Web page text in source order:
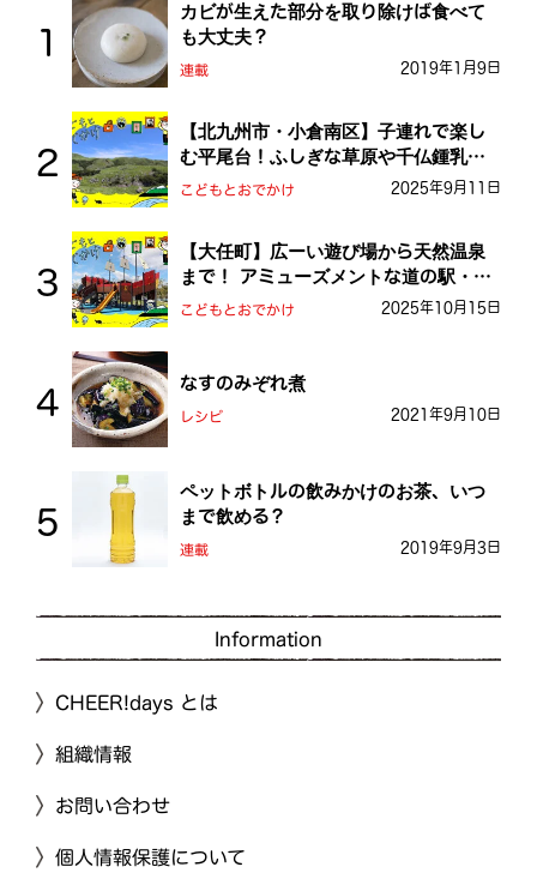
カビが生えた部分を取り除けば食べて
も大丈夫？
連載 2019年1月9日
【北九州市・小倉南区】子連れで楽し
む平尾台！ふしぎな草原や千仏鍾乳洞
を探検しよう！
こどもとおでかけ 2025年9月11日
【大任町】広ーい遊び場から天然温泉
まで！ アミューズメントな道の駅・お
おとう桜街道
こどもとおでかけ 2025年10月15日
なすのみぞれ煮
レシピ 2021年9月10日
ペットボトルの飲みかけのお茶、いつ
まで飲める？
連載 2019年9月3日
Information
CHEER!days とは
組織情報
お問い合わせ
個人情報保護について